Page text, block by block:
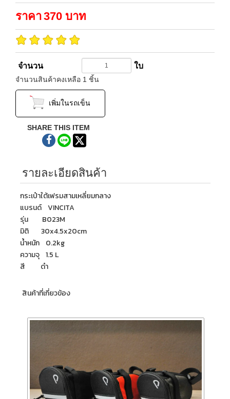
ราคา370 บาท
จำนวน ใบ
จำนวนสินค้าคงเหลือ 1 ชิ้น
เพิ่มในรถเข็น
SHARE THIS ITEM
รายละเอียดสินค้า
กระเป๋าใต้เฟรมสามเหลี่ยมกลาง
แบรนด์ VINCITA
รุ่น B023M
มิติ 30x4.5x20cm
น้ำหนัก 0.2kg
ความจุ 1.5 L
สี ดำ
สินค้าที่เกี่ยวข้อง